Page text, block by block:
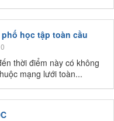
học tập toàn cầu
0
thời điểm này có không
mạng lưới toàn...